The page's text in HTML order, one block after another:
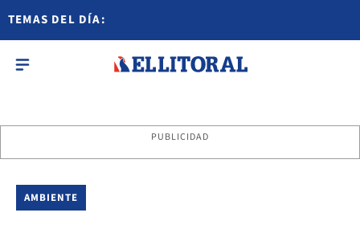
TEMAS DEL DÍA:
PUBLICIDAD
AMBIENTE